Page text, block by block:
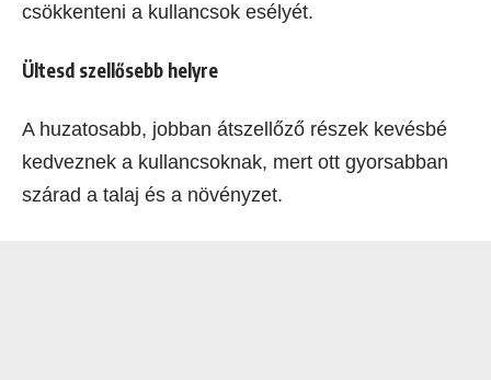
csökkenteni a kullancsok esélyét.
Ültesd szellősebb helyre
A huzatosabb, jobban átszellőző részek kevésbé
kedveznek a kullancsoknak, mert ott gyorsabban
szárad a talaj és a növényzet.